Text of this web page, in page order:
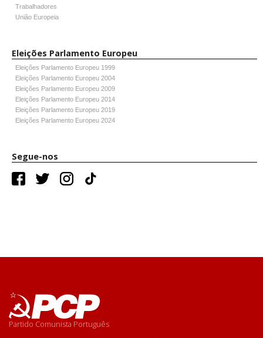
Trabalhadores
União Europeia
Eleições Parlamento Europeu
Eleições Parlamento Europeu 1999
Eleições Parlamento Europeu 2004
Eleições Parlamento Europeu 2009
Eleições Parlamento Europeu 2014
Eleições Parlamento Europeu 2019
Eleições Parlamento Europeu 2024
Segue-nos
Partido Comunista Português